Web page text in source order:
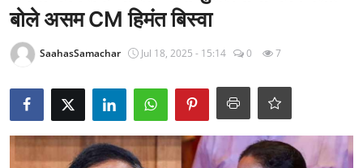
Epaper
बोले असम CM हिमंत बिस्वा
SaahasSamachar Jul 18, 2025 - 15:14 0 7